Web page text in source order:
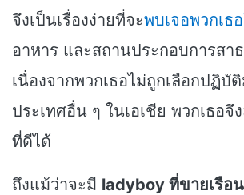
จึงเป็นเรื่องง่ายที่จะพบเจอพวกเธ
อาหาร และสถานประกอบการสา
เนื่องจากพวกเธอไม่ถูกเลือกปฏิบั
ประเทศอื่น ๆ ในเอเชีย พวกเธอจึ
ที่ดีได้
ถึงแม้ว่าจะมี ladyboy ที่ขายเรือ